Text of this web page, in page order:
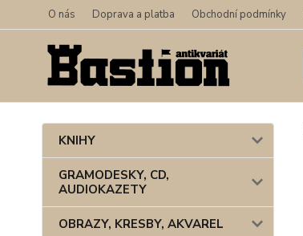
O nás Doprava a platba Obchodní podmínky
KNIHY
GRAMODESKY, CD,
AUDIOKAZETY
OBRAZY, KRESBY, AKVAREL